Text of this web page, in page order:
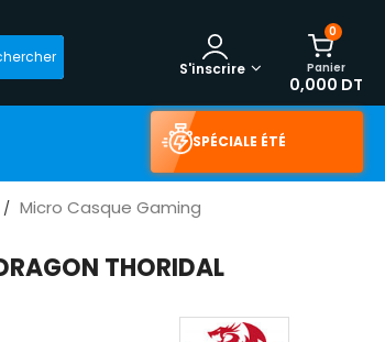
0
Panier
0,000 DT
S'inscrire
SPÉCIALE ÉTÉ
Micro Casque Gaming
THORIDAL